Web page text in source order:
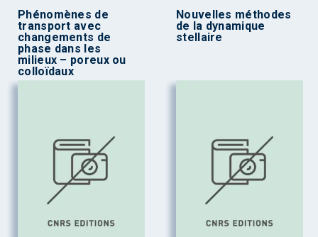
Phénomènes de
transport avec
changements de
phase dans les
milieux – poreux ou
colloïdaux
Nouvelles méthodes
de la dynamique
stellaire